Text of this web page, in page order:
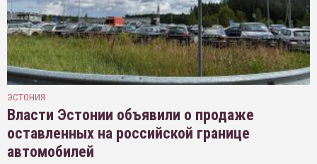
ЭСТОНИЯ
Власти Эстонии объявили о продаже
оставленных на российской границе
автомобилей